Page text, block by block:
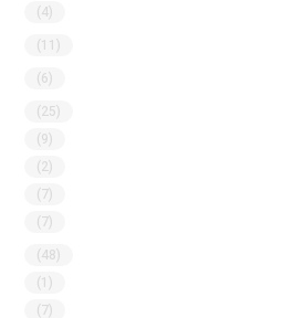
(4)
(11)
(6)
(25)
(9)
(2)
(7)
(7)
(48)
(1)
(7)